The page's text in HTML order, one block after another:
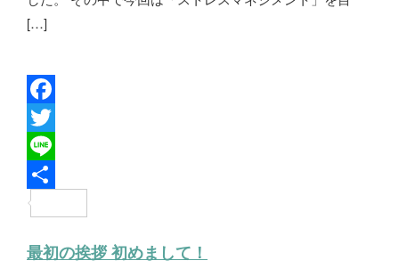
[…]
F
a
c
e
o
T
w
i
t
L
i
e
最初の挨拶 初めまして！